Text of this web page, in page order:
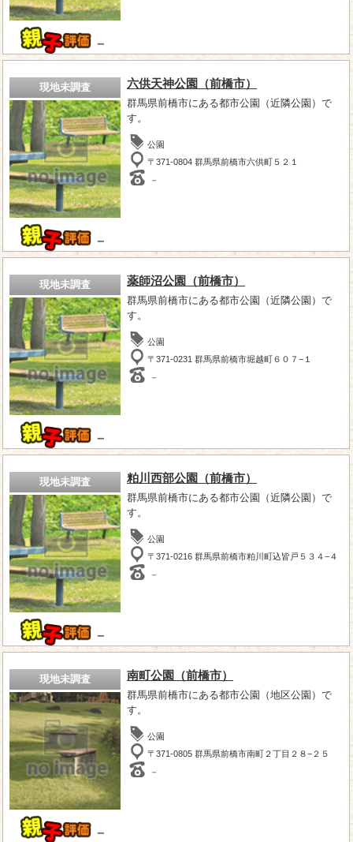
－
現地未調査
－
六供天神公園（前橋市）
群馬県前橋市にある都市公園（近隣公園）で
す。
公園
〒371-0804 群馬県前橋市六供町５２１
－
現地未調査
－
薬師沼公園（前橋市）
群馬県前橋市にある都市公園（近隣公園）で
す。
公園
〒371-0231 群馬県前橋市堀越町６０７−１
－
現地未調査
－
粕川西部公園（前橋市）
群馬県前橋市にある都市公園（近隣公園）で
す。
公園
〒371-0216 群馬県前橋市粕川町込皆戸５３４−４
－
現地未調査
－
南町公園（前橋市）
群馬県前橋市にある都市公園（地区公園）で
す。
公園
〒371-0805 群馬県前橋市南町２丁目２８−２５
－